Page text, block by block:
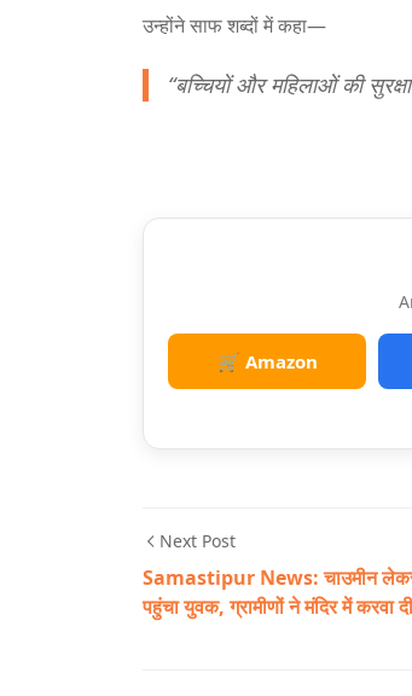
उन्होंने साफ शब्दों में कहा—
“बच्चियों और महिलाओं की
🛒 Amazon
Next Post
Samastipur News: चाउमीन लेकर
पहुंचा युवक, ग्रामीणों ने मंदिर में करवा